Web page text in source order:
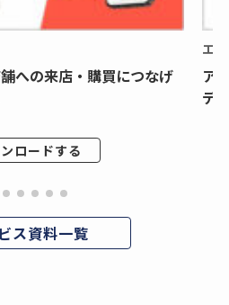
への来店・購買につなげ
ロードする
エ
ア
デ
ス資料一覧